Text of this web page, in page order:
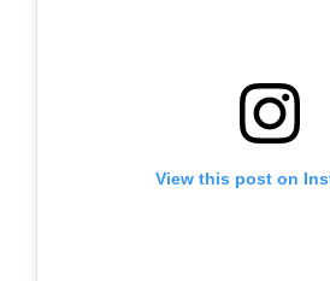
View this post on